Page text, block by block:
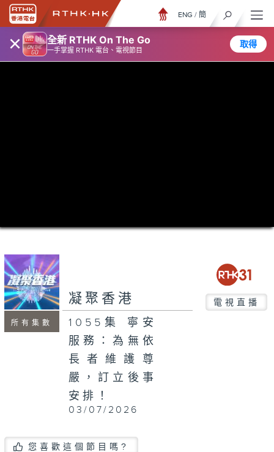
× 全新 RTHK On The Go
一手掌握 RTHK 電台、電視節目
取得
ENG / 簡
所有集數
凝聚香港 電視直播
1055集 寧安
服務：為無依
長者維護尊
嚴，訂立後事
安排！
03/07/2026
您喜歡這個節目嗎?